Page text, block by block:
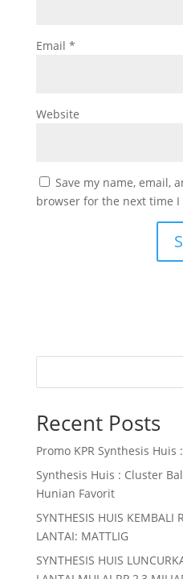
Email *
Website
Save my name, email,
browser for the next time I
Recent Posts
Promo KPR Synthesis
Synthesis Huis : Cluster
Hunian Favorit
SYNTHESIS HUIS KEMBALI
LANTAI: MATTLIG
SYNTHESIS HUIS